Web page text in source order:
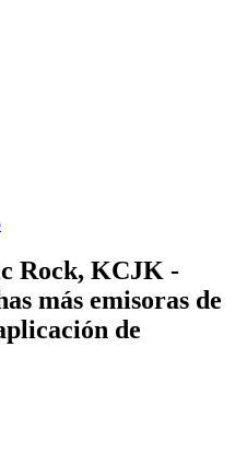
Rock, KCJK -
más emisoras de
de